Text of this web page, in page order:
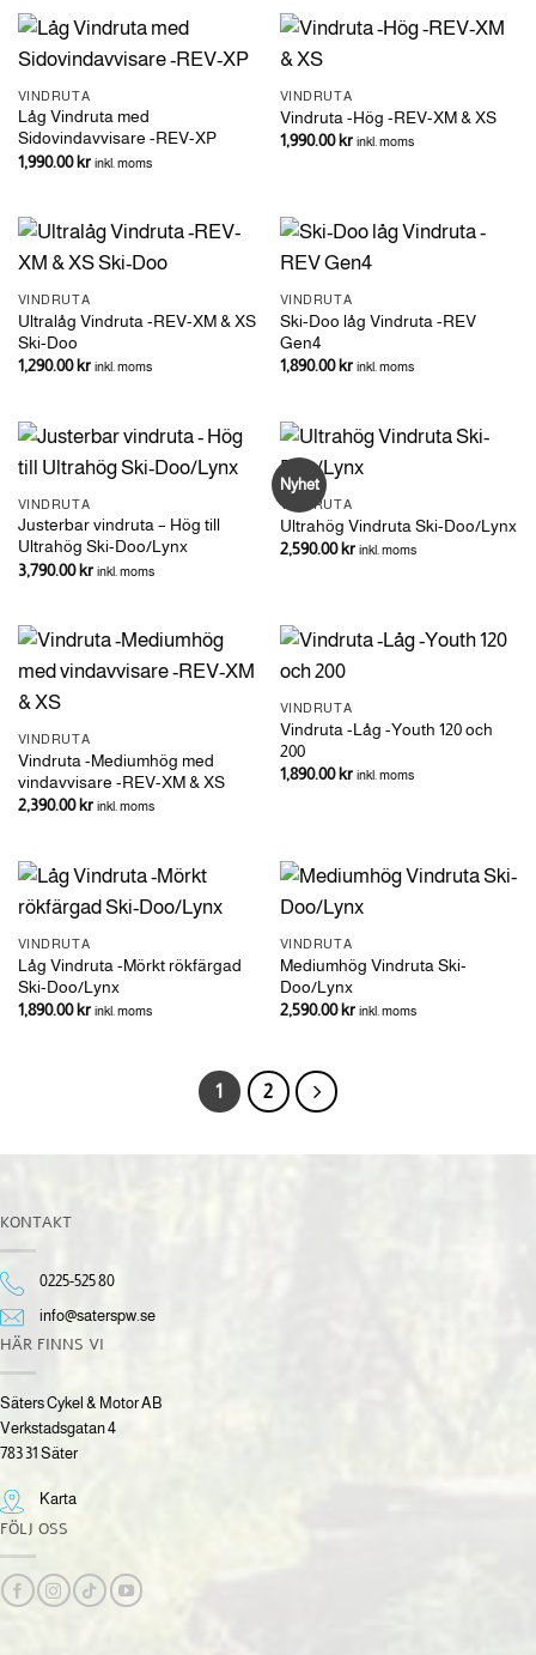
VINDRUTA
Låg Vindruta med
Sidovindavvisare -REV-XP
1,990.00kr inkl. moms
VINDRUTA
Vindruta -Hög -REV-XM & XS
1,990.00kr inkl. moms
VINDRUTA
Ultralåg Vindruta -REV-XM & XS
Ski-Doo
1,290.00kr inkl. moms
VINDRUTA
Ski-Doo låg Vindruta -REV
Gen4
1,890.00kr inkl. moms
VINDRUTA
Justerbar vindruta – Hög till
Ultrahög Ski-Doo/Lynx
3,790.00kr inkl. moms
Nyhet
VINDRUTA
Ultrahög Vindruta Ski-Doo/Lynx
2,590.00kr inkl. moms
VINDRUTA
Vindruta -Mediumhög med
vindavvisare -REV-XM & XS
2,390.00kr inkl. moms
VINDRUTA
Vindruta -Låg -Youth 120 och
200
1,890.00kr inkl. moms
VINDRUTA
Låg Vindruta -Mörkt rökfärgad
Ski-Doo/Lynx
1,890.00kr inkl. moms
VINDRUTA
Mediumhög Vindruta Ski-
Doo/Lynx
2,590.00kr inkl. moms
1 2
KONTAKT
0225-525 80
info@saterspw.se
HÄR FINNS VI
Säters Cykel & Motor AB
Verkstadsgatan 4
783 31 Säter
Karta
FÖLJ OSS